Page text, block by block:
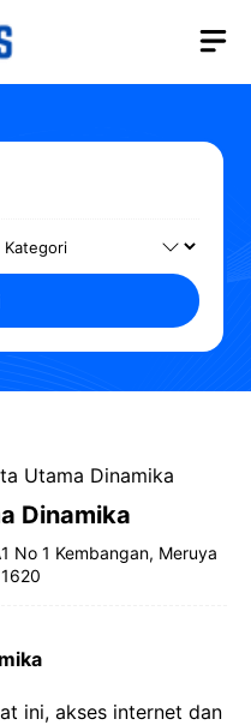
Utama Dinamika
Dinamika
No 1 Kembangan, Meruya
ini, akses internet dan